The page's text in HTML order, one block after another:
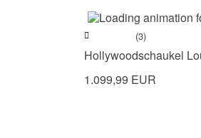
(3)
Hollywoodschaukel
1.099,99 EUR